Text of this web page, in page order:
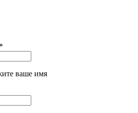
ваше имя